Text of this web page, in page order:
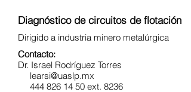
Diagnóstico de circuitos de flotación
Dirigido a industria minero metalúrgica
Contacto:
Dr. Israel Rodríguez Torres
learsi@uaslp.mx
444 826 14 50 ext. 8236